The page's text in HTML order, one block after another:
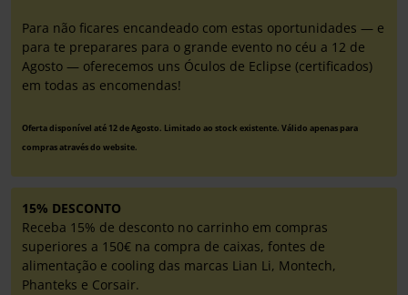
Para não ficares encandeado com estas oportunidades — e
para te preparares para o grande evento no céu a 12 de
Agosto — oferecemos uns Óculos de Eclipse (certificados)
em todas as encomendas!
Oferta disponível até 12 de Agosto. Limitado ao stock existente. Válido apenas para
compras através do website.
15% DESCONTO
Receba 15% de desconto no carrinho em compras
superiores a 150€ na compra de caixas, fontes de
alimentação e cooling das marcas Lian Li, Montech,
Phanteks e Corsair.